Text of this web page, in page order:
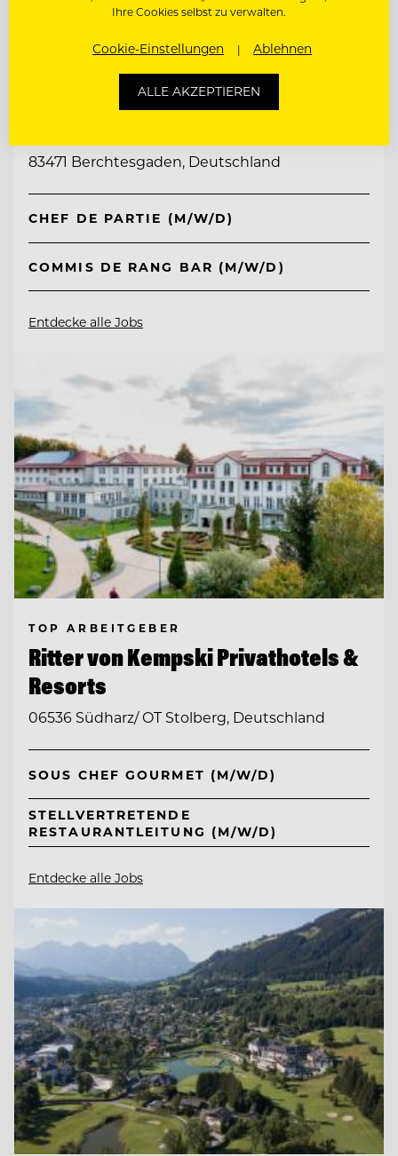
TOP ARBEITGEBER
Kempinski Hotel Berchtesgaden
83471 Berchtesgaden, Deutschland
CHEF DE PARTIE (M/W/D)
COMMIS DE RANG BAR (M/W/D)
Entdecke alle Jobs
TOP ARBEITGEBER
Ritter von Kempski Privathotels &
Resorts
06536 Südharz/ OT Stolberg, Deutschland
SOUS CHEF GOURMET (M/W/D)
STELLVERTRETENDE
RESTAURANTLEITUNG (M/W/D)
Entdecke alle Jobs
Ihre Cookies selbst zu verwalten.
Cookie-Einstellungen Ablehnen
ALLE AKZEPTIEREN